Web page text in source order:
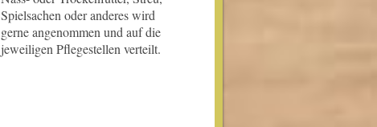
Spielsachen oder anderes wird
gerne angenommen und auf die
jeweiligen Pflegestellen verteilt.